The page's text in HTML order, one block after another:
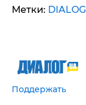
Метки: DIALOG
Поддержать